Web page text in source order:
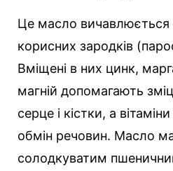
Це масло вичавлюється
корисних зародків
Вміщені в них цинк,
магній допомагають
серце і кістки, а
обмін речовин. Масло
солодкуватим